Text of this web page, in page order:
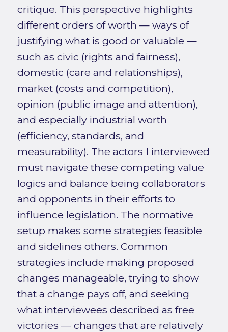
critique. This perspective highlights
different orders of worth — ways of
justifying what is good or valuable —
such as civic (rights and fairness),
domestic (care and relationships),
market (costs and competition),
opinion (public image and attention),
and especially industrial worth
(efficiency, standards, and
measurability). The actors I interviewed
must navigate these competing value
logics and balance being collaborators
and opponents in their efforts to
influence legislation. The normative
setup makes some strategies feasible
and sidelines others. Common
strategies include making proposed
changes manageable, trying to show
that a change pays off, and seeking
what interviewees described as free
victories — changes that are relatively